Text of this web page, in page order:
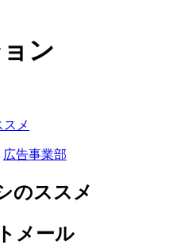
ン
メ
広告事業部
のススメ
メール